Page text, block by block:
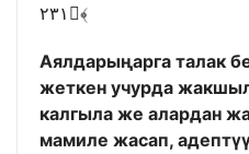
﴿٢٣١﴾
Аялдарыңарга талак
жеткен учурда
калгыла же алардан
мамиле жасап,